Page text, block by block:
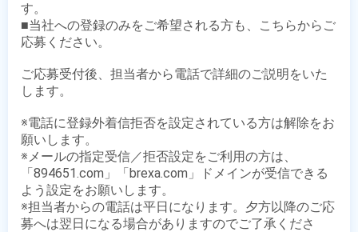
す。
■当社への登録のみをご希望される方も、こちらからご
応募ください。
ご応募受付後、担当者から電話で詳細のご説明をいた
します。
※電話に登録外着信拒否を設定されている方は解除をお
願いします。
※メールの指定受信／拒否設定をご利用の方は、
「894651.com」「brexa.com」ドメインが受信できる
よう設定をお願いします。
※担当者からの電話は平日になります。夕方以降のご応
募へは翌日になる場合がありますのでご了承くださ